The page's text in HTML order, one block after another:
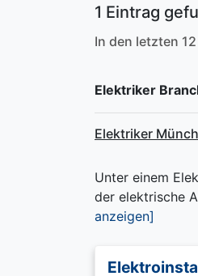
1 Eintrag
In den letzten
Elektriker
Elektriker
Unter einem
der elektrische
anzeigen]